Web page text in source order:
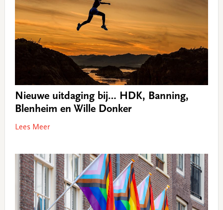
Nieuwe uitdaging bij… HDK, Banning,
Blenheim en Wille Donker
Lees Meer